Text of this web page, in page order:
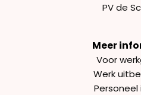
PV de
Meer
Voor
Werk
Personeel